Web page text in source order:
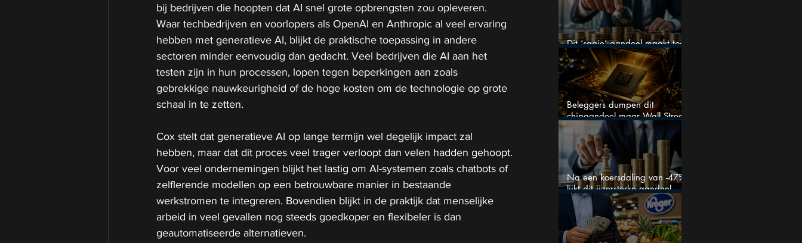
bij bedrijven die hoopten dat AI snel grote opbrengsten zou opleveren.
Waar techbedrijven en voorlopers als OpenAI en Anthropic al veel ervaring
hebben met generatieve AI, blijkt de praktische toepassing in andere
sectoren minder eenvoudig dan gedacht. Veel bedrijven die AI aan het
testen zijn in hun processen, lopen tegen beperkingen aan zoals
gebrekkige nauwkeurigheid of de hoge kosten om de technologie op grote
schaal in te zetten.
Cox stelt dat generatieve AI op lange termijn wel degelijk impact zal
hebben, maar dat dit proces veel trager verloopt dan velen hadden gehoopt.
Voor veel ondernemingen blijkt het lastig om AI-systemen zoals chatbots of
zelflerende modellen op een betrouwbare manier in bestaande
werkstromen te integreren. Bovendien blijkt in de praktijk dat menselijke
arbeid in veel gevallen nog steeds goedkoper en flexibeler is dan
geautomatiseerde alternatieven.
Dit ‘saaie’ aandeel maakt toch
bizar veel winst
Beleggers dumpen dit
chipaandeel maar Wall Street
ziet een zeldzame koopkans
Na een koersdaling van -47%
lijkt dit ijzersterke aandeel
aantrekkelijker dan ooit